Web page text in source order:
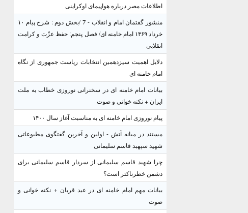
اطلاعات مصر درباره هواپیمای اوکراینی
منشور گفتمان امام و انقلاب - 7 /بخش دوم : شرح پیام ۱۰
خرداد ۱۳۶۹ امام خامنه ای/ فصل پنجم: حفظ عزّت و کرامت
انقلابی
دلایل اهمیت سیزدهمین انتخابات ریاست جمهوری از نگاه
امام خامنه ای
بیانات امام خامنه ای در سخنرانی نوروزی خطاب به ملت
ایران + نکته خوانی و صوت
پیام نوروزی امام خامنه ای به مناسبت آغاز سال ۱۴۰۰
مستند در میانه آتش - اولین و آخرین گفتگوی مطبوعاتی
شهید سپهبد قاسم سلیمانی
چرا شهید قاسم سلیمانی از سردار قاسم سلیمانی برای
دشمن خطرناکتر است؟
بیانات مهم امام خامنه ای در عید قربان + نکته خوانی و
صوت